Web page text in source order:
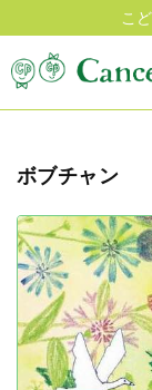
こ
ボブチャン